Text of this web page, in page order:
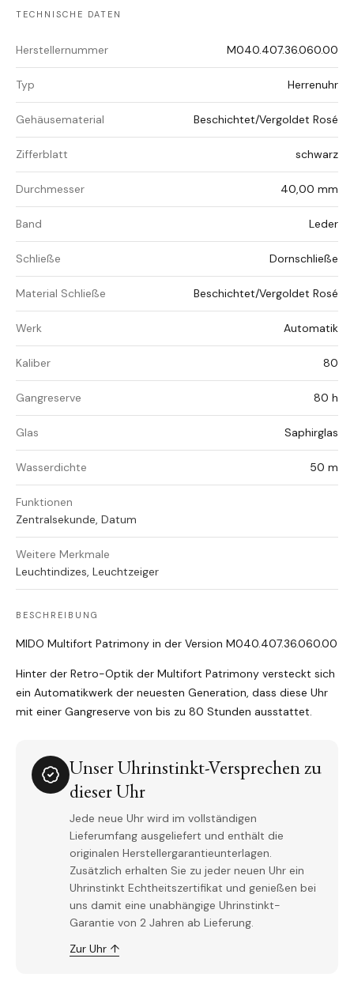
TECHNISCHE DATEN
Herstellernummer M040.407.36.060.00
Typ Herrenuhr
Gehäusematerial Beschichtet/Vergoldet Rosé
Zifferblatt schwarz
Durchmesser 40,00 mm
Band Leder
Schließe Dornschließe
Material Schließe Beschichtet/Vergoldet Rosé
Werk Automatik
Kaliber 80
Gangreserve 80 h
Glas Saphirglas
Wasserdichte 50 m
Funktionen
Zentralsekunde, Datum
Weitere Merkmale
Leuchtindizes, Leuchtzeiger
BESCHREIBUNG
MIDO Multifort Patrimony in der Version M040.407.36.060.00
Hinter der Retro-Optik der Multifort Patrimony versteckt sich
ein Automatikwerk der neuesten Generation, dass diese Uhr
mit einer Gangreserve von bis zu 80 Stunden ausstattet.
Unser Uhrinstinkt-Versprechen zu
dieser Uhr
Jede neue Uhr wird im vollständigen
Lieferumfang ausgeliefert und enthält die
originalen Herstellergarantieunterlagen.
Zusätzlich erhalten Sie zu jeder neuen Uhr ein
Uhrinstinkt Echtheitszertifikat und genießen bei
uns damit eine unabhängige Uhrinstinkt-
Garantie von 2 Jahren ab Lieferung.
Zur Uhr ↑